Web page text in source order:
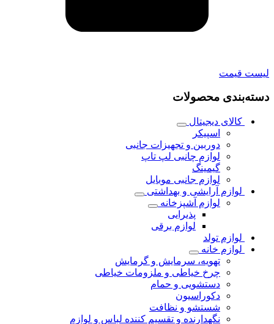
لیست قیمت
دسته‌بندی محصولات
کالای دیجیتال
اسپیکر
دوربین و تجهیزات جانبی
لوازم چانبی لپ تاپ
گیمینگ
لوازم جانبی موبایل
لوازم آرایشی و بهداشتی
لوازم آشپزخانه
پذیرایی
لوازم برقی
لوازم تولد
لوازم خانه
تهویه، سرمایش و گرمایش
چرخ خیاطی و ملزومات خیاطی
دستشویی و حمام
دکوراسیون
شستشو و نظافت
نگهدارنده و تقسیم کننده لباس و لوازم